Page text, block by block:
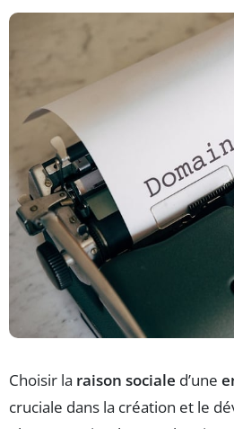
Choisir la raison sociale d’une
cruciale dans la création et le